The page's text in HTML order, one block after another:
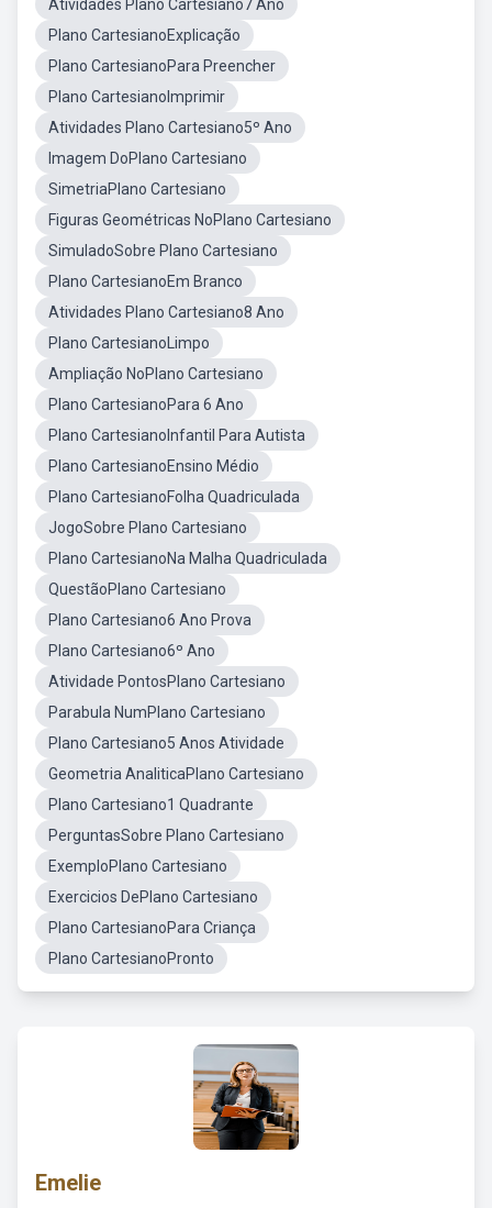
Atividades Plano Cartesiano7 Ano
Plano CartesianoExplicação
Plano CartesianoPara Preencher
Plano CartesianoImprimir
Atividades Plano Cartesiano5º Ano
Imagem DoPlano Cartesiano
SimetriaPlano Cartesiano
Figuras Geométricas NoPlano Cartesiano
SimuladoSobre Plano Cartesiano
Plano CartesianoEm Branco
Atividades Plano Cartesiano8 Ano
Plano CartesianoLimpo
Ampliação NoPlano Cartesiano
Plano CartesianoPara 6 Ano
Plano CartesianoInfantil Para Autista
Plano CartesianoEnsino Médio
Plano CartesianoFolha Quadriculada
JogoSobre Plano Cartesiano
Plano CartesianoNa Malha Quadriculada
QuestãoPlano Cartesiano
Plano Cartesiano6 Ano Prova
Plano Cartesiano6º Ano
Atividade PontosPlano Cartesiano
Parabula NumPlano Cartesiano
Plano Cartesiano5 Anos Atividade
Geometria AnaliticaPlano Cartesiano
Plano Cartesiano1 Quadrante
PerguntasSobre Plano Cartesiano
ExemploPlano Cartesiano
Exercicios DePlano Cartesiano
Plano CartesianoPara Criança
Plano CartesianoPronto
Emelie